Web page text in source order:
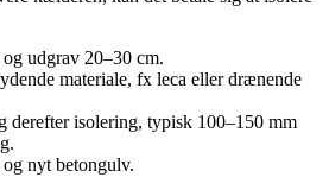
udgrav 20–30 cm.
materiale, fx leca eller drænende
derefter isolering, typisk 100–150 mm
nyt betongulv.